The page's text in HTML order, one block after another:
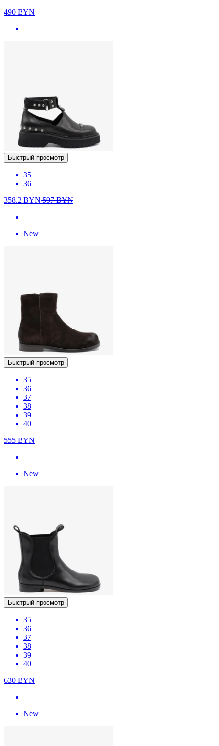
490 BYN
Быстрый просмотр
35
36
358.2 BYN597BYN
New
Быстрый просмотр
35
36
37
38
39
40
555 BYN
New
Быстрый просмотр
35
36
37
38
39
40
630 BYN
New